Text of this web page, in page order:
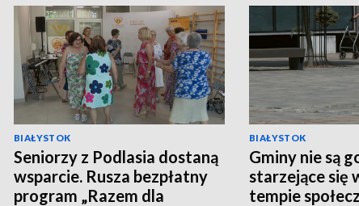
BIAŁYSTOK
Seniorzy z Podlasia dostaną
wsparcie. Rusza bezpłatny
program „Razem dla
BIAŁYSTOK
Gminy nie są
starzejące się
tempie